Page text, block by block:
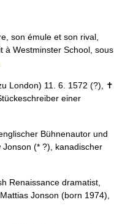
son émule et son rival,
à Westminster School, sous
London) 11. 6. 1572 (?), ✝
einer
Bühnenautor und
(* ?), kanadischer
Renaissance dramatist,
Jonson (born 1974),